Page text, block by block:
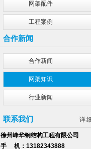
网架配件
工程案例
合作新闻
合作新闻
网架知识
行业新闻
联系我们 详
徐州峰华钢结构工程有限公司
手 机： 13182343888